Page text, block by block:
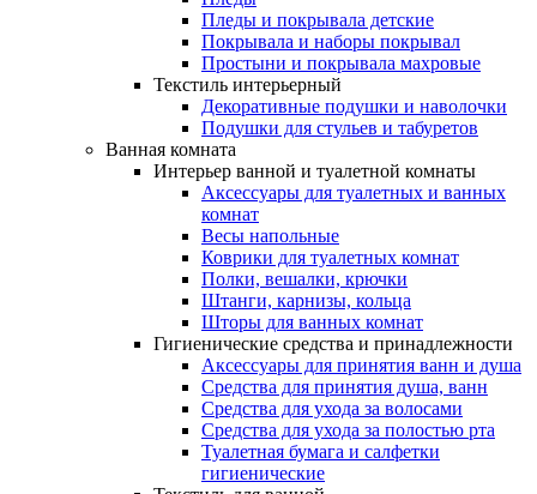
Пледы и покрывала детские
Покрывала и наборы покрывал
Простыни и покрывала махровые
Текстиль интерьерный
Декоративные подушки и наволочки
Подушки для стульев и табуретов
Ванная комната
Интерьер ванной и туалетной комнаты
Аксессуары для туалетных и ванных
комнат
Весы напольные
Коврики для туалетных комнат
Полки, вешалки, крючки
Штанги, карнизы, кольца
Шторы для ванных комнат
Гигиенические средства и принадлежности
Аксессуары для принятия ванн и душа
Средства для принятия душа, ванн
Средства для ухода за волосами
Средства для ухода за полостью рта
Туалетная бумага и салфетки
гигиенические